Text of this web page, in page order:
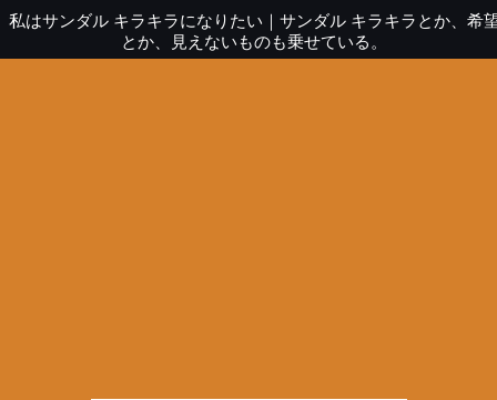
私はサンダル キラキラになりたい ｜ サンダル キラキラとか、希
とか、見えないものも乗せている。